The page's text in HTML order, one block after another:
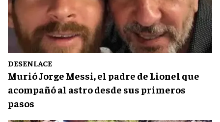
DESENLACE
Murió Jorge Messi, el padre de Lionel que
acompañó al astro desde sus primeros
pasos